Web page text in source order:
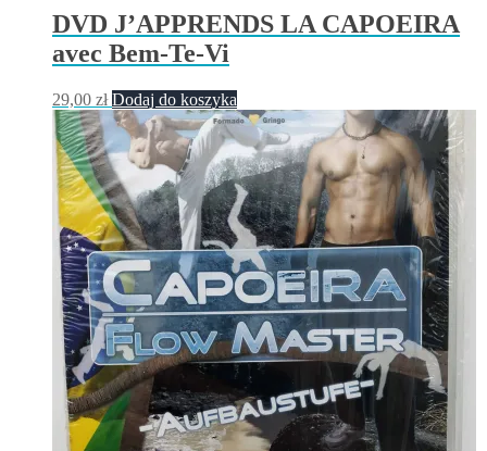
DVD J’APPRENDS LA CAPOEIRA
avec Bem-Te-Vi
29,00 zł Dodaj do koszyka